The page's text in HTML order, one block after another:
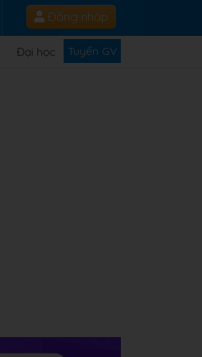
Đăng nhập
Đại học Tuyển GV